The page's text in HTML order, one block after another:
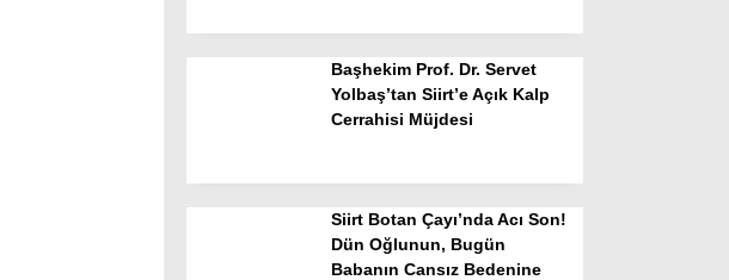
Başhekim Prof. Dr. Servet
Yolbaş’tan Siirt’e Açık Kalp
Cerrahisi Müjdesi
Siirt Botan Çayı’nda Acı Son!
Dün Oğlunun, Bugün
Babanın Cansız Bedenine